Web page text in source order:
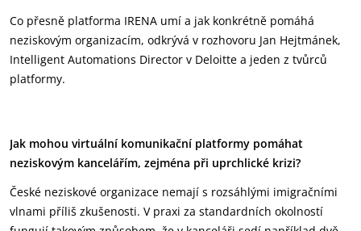
Co přesně platforma IRENA umí a jak konkrétně pomáhá
neziskovým organizacím, odkrývá v rozhovoru Jan Hejtmánek,
Intelligent Automations Director v Deloitte a jeden z tvůrců
platformy.
Jak mohou virtuální komunikační platformy pomáhat
neziskovým kancelářím, zejména při uprchlické krizi?
České neziskové organizace nemají s rozsáhlými imigračními
vlnami příliš zkušenosti. V praxi za standardních okolností